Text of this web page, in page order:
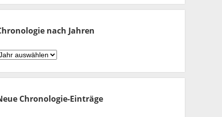
nach Jahren
Chronologie-Einträge